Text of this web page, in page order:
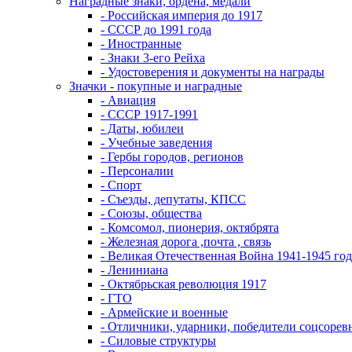
- Российская империя до 1917
- СССР до 1991 года
- Иностранные
- Знаки 3-его Рейха
- Удостоверения и документы на награды
Значки - покупные и наградные
- Авиация
- СССР 1917-1991
- Даты, юбилеи
- Учебные заведения
- Гербы городов, регионов
- Персоналии
- Спорт
- Съезды, депутаты, КПСС
- Союзы, общества
- Комсомол, пионерия, октябрята
- Железная дорога ,почта , связь
- Великая Отечественная Война 1941-1945
- Лениниана
- Октябрьская революция 1917
- ГТО
- Армейские и военные
- Отличники, ударники, победители
- Силовые структуры